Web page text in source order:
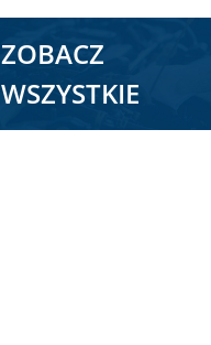
ZOBACZ
WSZYSTKIE